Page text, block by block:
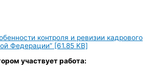
контроля и ревизии кадрового
Федерации” [61.85 KB]
участвует работа: